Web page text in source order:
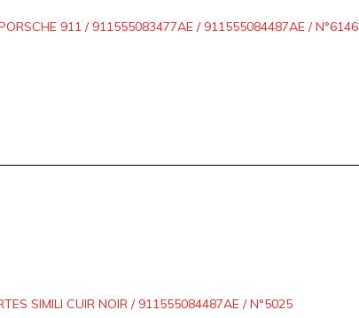
911 / 911555083477AE / 911555084487AE / N°6146
SIMILI CUIR NOIR / 911555084487AE / N°5025